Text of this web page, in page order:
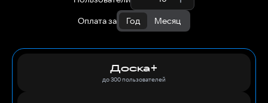
Оплата за
Год Месяц
Доска+
до 300 пользователей